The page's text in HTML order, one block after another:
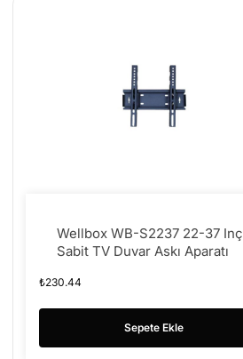
Wellbox WB-S2237 22-37 Inç
Sabit TV Duvar Askı Aparatı
₺230.44
Sepete Ekle